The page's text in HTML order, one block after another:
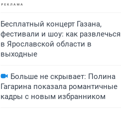
Бесплатный концерт Газана,
фестивали и шоу: как развлечься
в Ярославской области в
выходные
Больше не скрывает: Полина
Гагарина показала романтичные
кадры с новым избранником